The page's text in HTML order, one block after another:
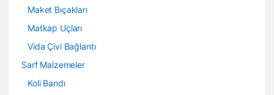
Maket Bıçakları
Matkap Uçları
Vida Çivi Bağlantı
Sarf Malzemeler
Koli Bandı